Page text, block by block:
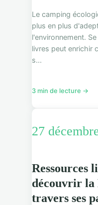
Le camping
plus en plus
l'environnement.
livres peut enrichir
s...
3 min de lecture →
27
Ressources
découvrir la
travers ses